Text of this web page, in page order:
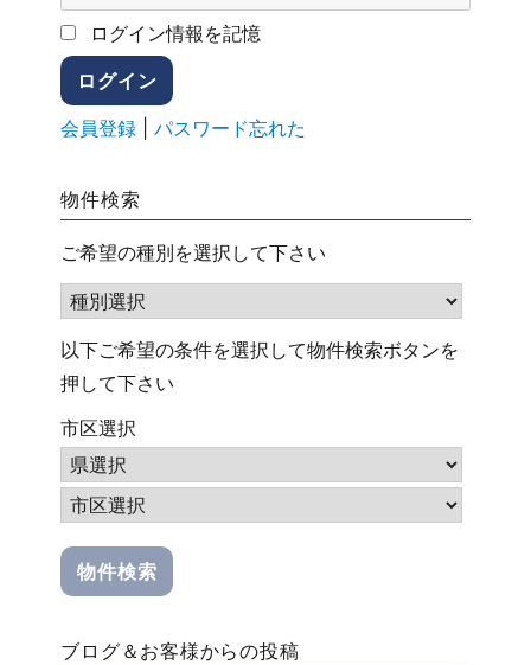
ログイン情報を記憶
会員登録 |パスワード忘れた
物件検索
ご希望の種別を選択して下さい
以下ご希望の条件を選択して物件検索ボタンを
押して下さい
市区選択
ブログ＆お客様からの投稿